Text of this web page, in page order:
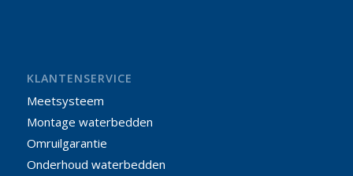
KLANTENSERVICE
Meetsysteem
Montage waterbedden
Omruilgarantie
Onderhoud waterbedden